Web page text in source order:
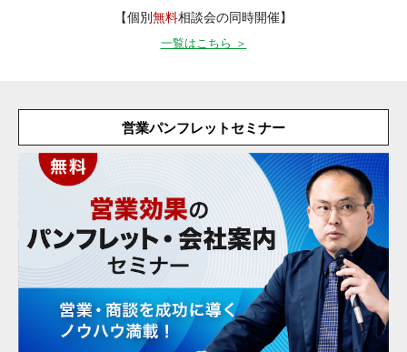
【個別無料相談会の同時開催】
一覧はこちら ＞
営業パンフレットセミナー